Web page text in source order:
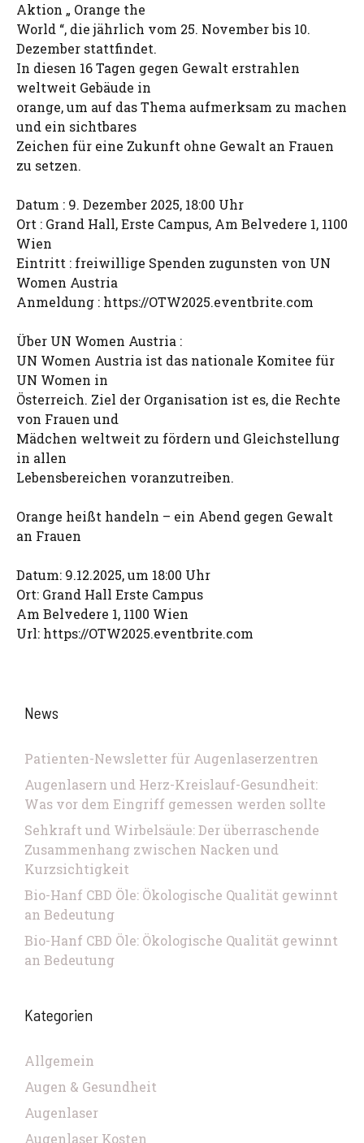
Aktion „ Orange the
World “, die jährlich vom 25. November bis 10.
Dezember stattfindet.
In diesen 16 Tagen gegen Gewalt erstrahlen
weltweit Gebäude in
orange, um auf das Thema aufmerksam zu machen
und ein sichtbares
Zeichen für eine Zukunft ohne Gewalt an Frauen
zu setzen.
Datum : 9. Dezember 2025, 18:00 Uhr
Ort : Grand Hall, Erste Campus, Am Belvedere 1, 1100
Wien
Eintritt : freiwillige Spenden zugunsten von UN
Women Austria
Anmeldung : https://OTW2025.eventbrite.com
Über UN Women Austria :
UN Women Austria ist das nationale Komitee für
UN Women in
Österreich. Ziel der Organisation ist es, die Rechte
von Frauen und
Mädchen weltweit zu fördern und Gleichstellung
in allen
Lebensbereichen voranzutreiben.
Orange heißt handeln – ein Abend gegen Gewalt
an Frauen
Datum: 9.12.2025, um 18:00 Uhr
Ort: Grand Hall Erste Campus
Am Belvedere 1, 1100 Wien
Url: https://OTW2025.eventbrite.com
News
Patienten-Newsletter für Augenlaserzentren
Augenlasern und Herz-Kreislauf-Gesundheit:
Was vor dem Eingriff gemessen werden sollte
Sehkraft und Wirbelsäule: Der überraschende
Zusammenhang zwischen Nacken und
Kurzsichtigkeit
Bio-Hanf CBD Öle: Ökologische Qualität gewinnt
an Bedeutung
Bio-Hanf CBD Öle: Ökologische Qualität gewinnt
an Bedeutung
Kategorien
Allgemein
Augen & Gesundheit
Augenlaser
Augenlaser Kosten